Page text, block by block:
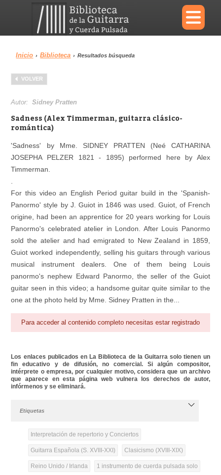
×
Menu
Biblioteca
Área personal Reproductor
Inicio › Biblioteca › Resultados búsqueda
VOLVER
Autor:Sidney Pratten
Sadness (Alex Timmerman, guitarra clásico-
romántica)
'Sadness' by Mme. SIDNEY PRATTEN (Neé CATHARINA
JOSEPHA PELZER 1821 - 1895) performed here by Alex
Timmerman.
.
For this video an English Period guitar build in the 'Spanish-
Panormo' style by J. Guiot in 1846 was used. Guiot, of French
origine, had been an apprentice for 20 years working for Louis
Panormo's celebrated atelier in London. After Louis Panormo
sold the atelier and had emigrated to New Zealand in 1859,
Guiot worked independently, selling his guitars through various
musical instrument dealers. One of them being Louis
panormo's nephew Edward Panormo, the seller of the Guiot
guitar seen in this video; a handsome guitar quite similar to the
one at the photo held by Mme. Sidney Pratten in the...
Para acceder al contenido completo necesitas estar registrado
Los enlaces publicados en La Biblioteca de la Guitarra solo tienen un
fin educativo y de difusión, no comercial. Si algún compositor,
intérprete o empresa, por cualquier motivo, considera que un archivo
que aparece en esta página web vulnera los derechos de autor,
infórmenos y se eliminará.
Etiquetas
Interpretación de repertorio y Conciertos
Guitarra Española (S. XVIII-XXI) Clasicismo (XVIII-XIX)
Reino Unido / Irlanda 1 instrumento de cuerda pulsada solo